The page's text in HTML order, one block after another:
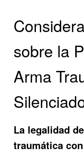
sobre la
Arma
La legalidad
traumática